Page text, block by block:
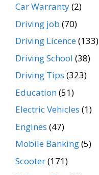
Car Warranty(2)
Driving job (70)
Driving Licence(133)
Driving School (38)
Driving Tips (323)
Education(51)
Electric Vehicles (1)
Engines (47)
Mobile Banking(5)
Scooter(171)